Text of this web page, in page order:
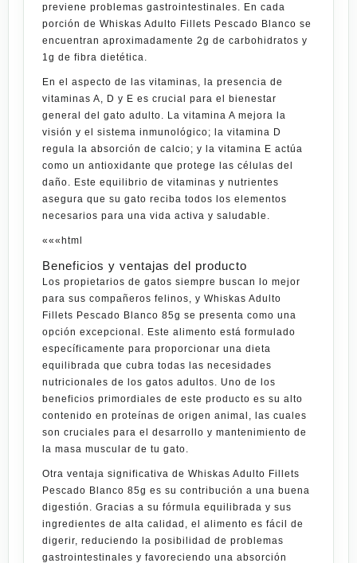
previene problemas gastrointestinales. En cada
porción de Whiskas Adulto Fillets Pescado Blanco se
encuentran aproximadamente 2g de carbohidratos y
1g de fibra dietética.
En el aspecto de las vitaminas, la presencia de
vitaminas A, D y E es crucial para el bienestar
general del gato adulto. La vitamina A mejora la
visión y el sistema inmunológico; la vitamina D
regula la absorción de calcio; y la vitamina E actúa
como un antioxidante que protege las células del
daño. Este equilibrio de vitaminas y nutrientes
asegura que su gato reciba todos los elementos
necesarios para una vida activa y saludable.
«««html
Beneficios y ventajas del producto
Los propietarios de gatos siempre buscan lo mejor
para sus compañeros felinos, y Whiskas Adulto
Fillets Pescado Blanco 85g se presenta como una
opción excepcional. Este alimento está formulado
específicamente para proporcionar una dieta
equilibrada que cubra todas las necesidades
nutricionales de los gatos adultos. Uno de los
beneficios primordiales de este producto es su alto
contenido en proteínas de origen animal, las cuales
son cruciales para el desarrollo y mantenimiento de
la masa muscular de tu gato.
Otra ventaja significativa de Whiskas Adulto Fillets
Pescado Blanco 85g es su contribución a una buena
digestión. Gracias a su fórmula equilibrada y sus
ingredientes de alta calidad, el alimento es fácil de
digerir, reduciendo la posibilidad de problemas
gastrointestinales y favoreciendo una absorción